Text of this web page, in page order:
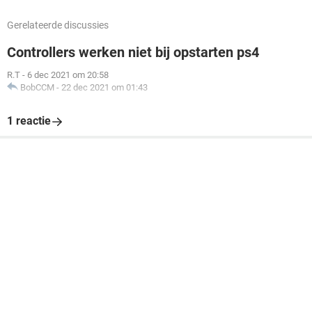
Gerelateerde discussies
Controllers werken niet bij opstarten ps4
R.T - 6 dec 2021 om 20:58
BobCCM - 22 dec 2021 om 01:43
1 reactie